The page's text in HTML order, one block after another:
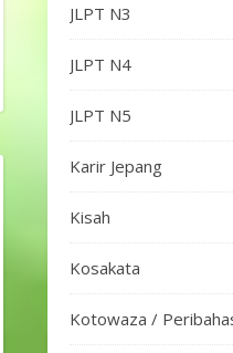
JLPT N3
JLPT N4
JLPT N5
Karir Jepang
Kisah
Kosakata
Kotowaza /